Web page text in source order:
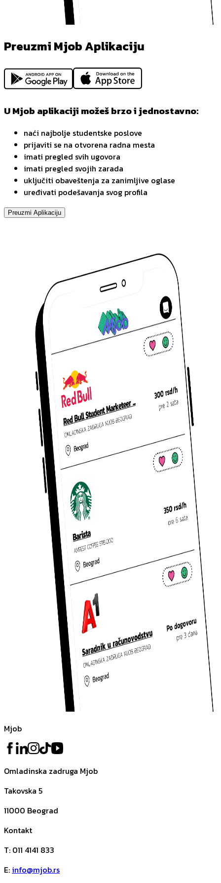
Preuzmi Mjob Aplikaciju
U Mjob aplikaciji možeš brzo i jednostavno:
naći najbolje studentske poslove
prijaviti se na otvorena radna mesta
imati pregled svih ugovora
imati pregled svojih zarada
uključiti obaveštenja za zanimljive oglase
uređivati podešavanja svog profila
Preuzmi Aplikaciju
Mjob
Omladinska zadruga Mjob
Takovska 5
11000 Beograd
Kontakt
T: 011 4141 833
E: info@mjob.rs